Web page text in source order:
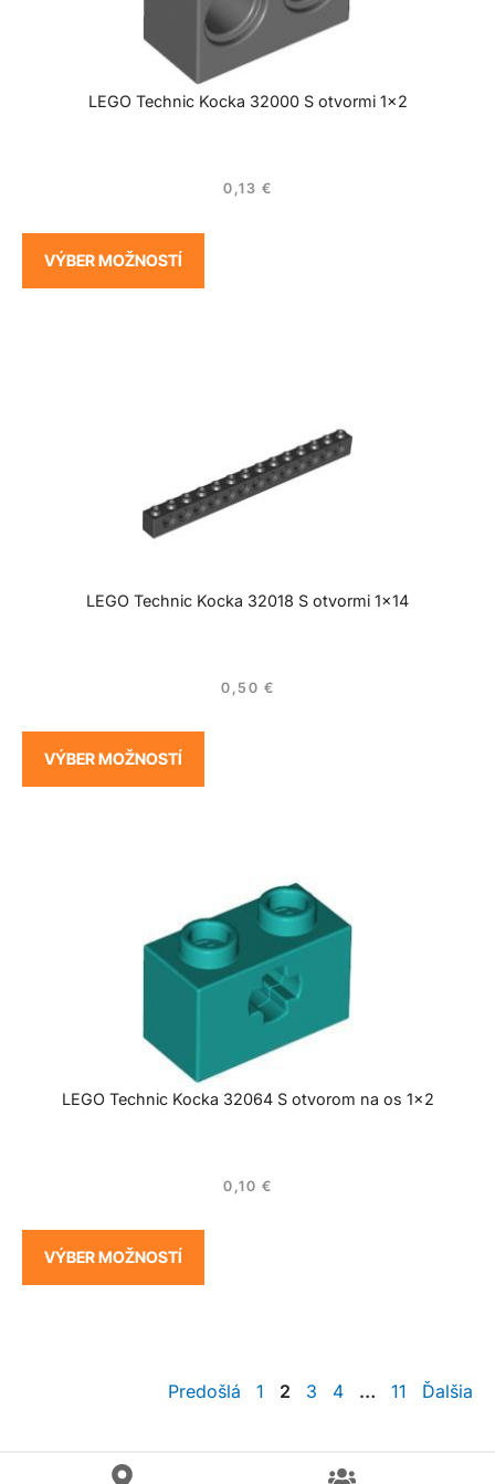
LEGO Technic Kocka 32000 S otvormi 1×2
0,13 €
VÝBER MOŽNOSTÍ
LEGO Technic Kocka 32018 S otvormi 1×14
0,50 €
VÝBER MOŽNOSTÍ
LEGO Technic Kocka 32064 S otvorom na os 1×2
0,10 €
VÝBER MOŽNOSTÍ
Predošlá 1 2 3 4 … 11 Ďalšia